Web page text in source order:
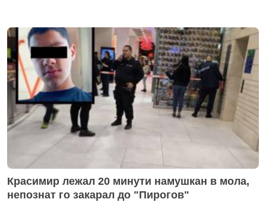
Красимир лежал 20 минути намушкан в мола,
непознат го закарал до "Пирогов"